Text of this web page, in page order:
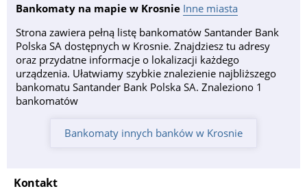
Bankomaty na mapie w Krosnie Inne miasta
Strona zawiera pełną listę bankomatów Santander Bank
Polska SA dostępnych w Krosnie. Znajdziesz tu adresy
oraz przydatne informacje o lokalizacji każdego
urządzenia. Ułatwiamy szybkie znalezienie najbliższego
bankomatu Santander Bank Polska SA. Znaleziono 1
bankomatów
Bankomaty innych banków w Krosnie
Kontakt